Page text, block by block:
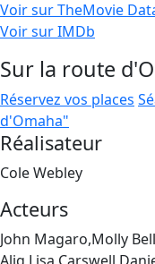
Voir sur TheMovie
Voir sur IMDb
Sur la route
Réservez vos places
d'Omaha"
Réalisateur
Cole Webley
Acteurs
John Magaro,Molly